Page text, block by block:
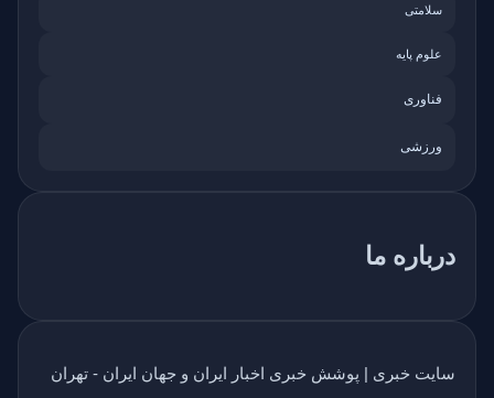
سلامتی
علوم پایه
فناوری
ورزشی
درباره ما
سایت خبری | پوشش خبری اخبار ایران و جهان ایران - تهران